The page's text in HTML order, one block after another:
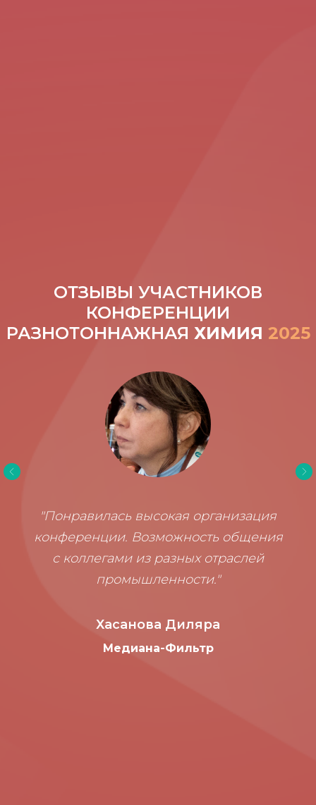
ОТЗЫВЫ УЧАСТНИКОВ
КОНФЕРЕНЦИИ
РАЗНОТОННАЖНАЯ ХИМИЯ 2025
"Понравилась высокая организация
конференции. Возможность общения
с коллегами из разных отраслей
промышленности."
Хасанова Диляра
Медиана-Фильтр